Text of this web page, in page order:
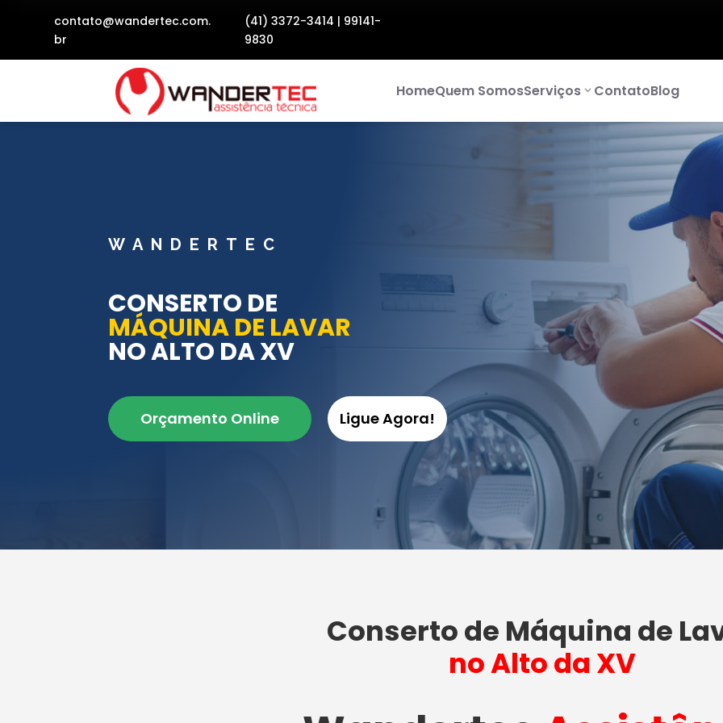
contato@wandertec.com.
br
(41) 3372-3414 | 99141-
9830
HomeQuem SomosServiços ContatoBlog
WANDERTEC
CONSERTO DE
MÁQUINA DE LAVAR
NO ALTO DA XV
Orçamento Online Ligue Agora!
Conserto de Máquina de
no Alto da XV